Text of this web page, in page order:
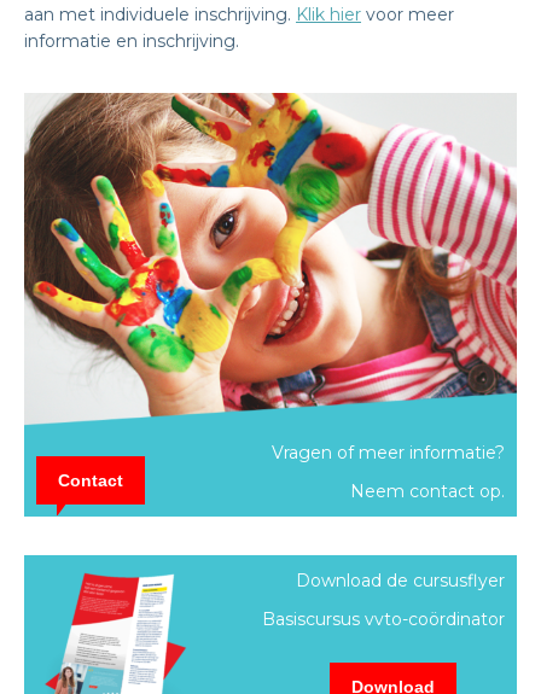
aan met individuele inschrijving. Klik hier voor meer
informatie en inschrijving.
Vragen of meer informatie?
Neem contact op.
Contact
Download de cursusflyer
Basiscursus vvto-coördinator
Download